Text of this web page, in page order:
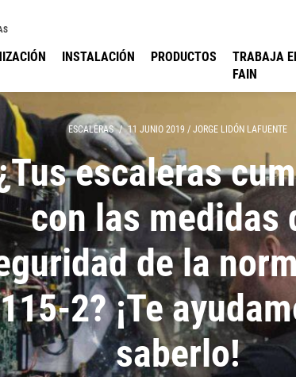
INSTALACIÓN PRODUCTOS
TRABAJA
FAIN
ESCALERAS / 11 JUNIO 2019 / JORGE LIDÓN LAFUENTE
escaleras
con las medidas
de la
115-2? ¡Te
saberlo!